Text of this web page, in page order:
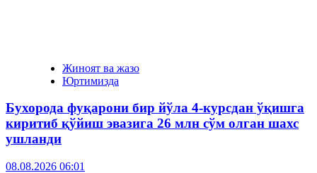
Жиноят ва жазо
Юртимизда
Бухорода фуқарони бир йўла 4-курсдан ўқишга
киритиб қўйиш эвазига 26 млн сўм олган шахс
ушланди
08.08.2026 06:01